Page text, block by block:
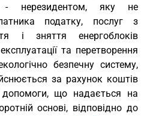
- нерезидентом, яку не
податку, послуг з
і зняття енергоблоків
та перетворення
безпечну систему,
за рахунок коштів
допомоги, що надається на
основі, відповідно до